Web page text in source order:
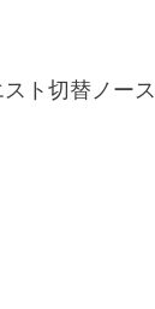
ト切替ノー